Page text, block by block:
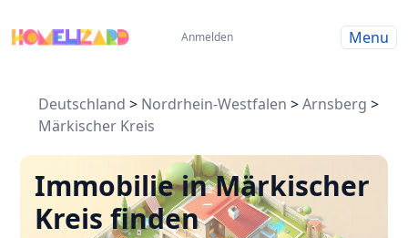
Anmelden Menu
Deutschland > Nordrhein-Westfalen >Arnsberg >
Märkischer Kreis
Immobilie in Märkischer
Kreis finden